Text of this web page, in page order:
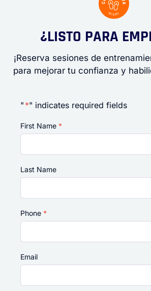
¿LISTO PARA
¡Reserva sesiones de
para mejorar tu confianza y
" *" indicates required fields
First Name *
Last Name
Phone *
Email